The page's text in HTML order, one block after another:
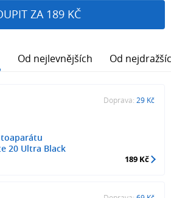
ZA 189 KČ
Od nejlevnějších Od
20 Ultra Black
Doprava: 29 Kč
189 Kč